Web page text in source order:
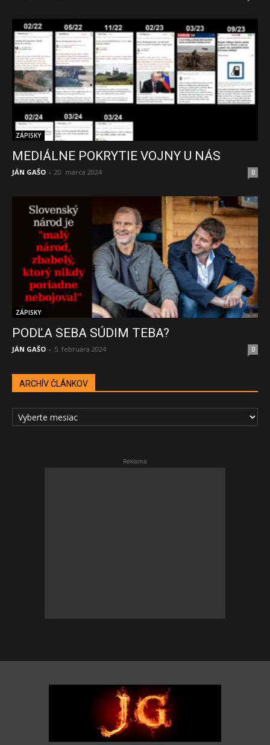
ZÁPISKY
MEDIÁLNE POKRYTIE VOJNY U NÁS
JÁN GAŠO - 20. marca 2024 0
ZÁPISKY
PODĽA SEBA SÚDIM TEBA?
JÁN GAŠO - 5. februára 2024 0
ARCHÍV ČLÁNKOV
ARCHÍV
ČLÁNKOV
Reklama